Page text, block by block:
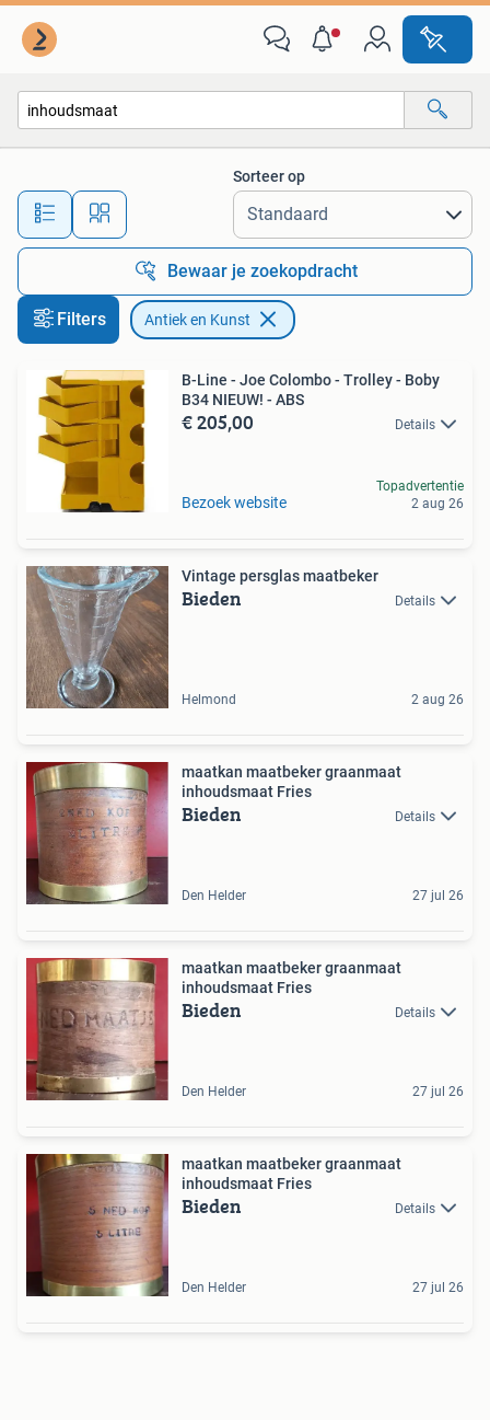
Alle afstanden…
Sorteer op
Bewaar je zoekopdracht
Filters Antiek en Kunst
B-Line - Joe Colombo - Trolley - Boby
B34 NIEUW! - ABS
€ 205,00 Details
Bezoek website
Topadvertentie
2 aug 26
Vintage persglas maatbeker
Bieden Details
Helmond 2 aug 26
maatkan maatbeker graanmaat
inhoudsmaat Fries
Bieden Details
Den Helder 27 jul 26
maatkan maatbeker graanmaat
inhoudsmaat Fries
Bieden Details
Den Helder 27 jul 26
maatkan maatbeker graanmaat
inhoudsmaat Fries
Bieden Details
Den Helder 27 jul 26